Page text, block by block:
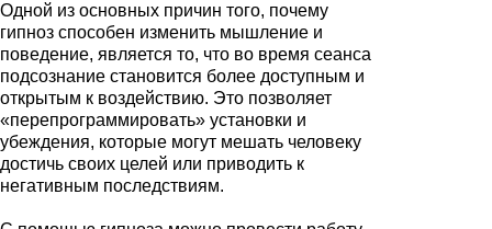
Одной из основных причин того, почему
гипноз способен изменить мышление и
поведение, является то, что во время сеанса
подсознание становится более доступным и
открытым к воздействию. Это позволяет
«перепрограммировать» установки и
убеждения, которые могут мешать человеку
достичь своих целей или приводить к
негативным последствиям.